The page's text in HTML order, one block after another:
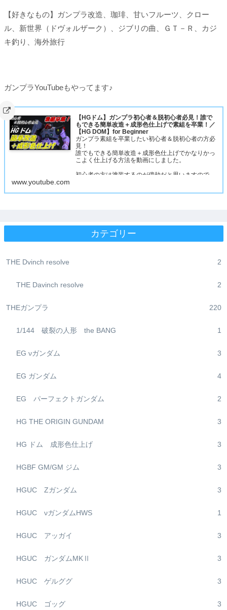
【好きなもの】ガンプラ改造、珈琲、甘いフルーツ、クロー
ル、新世界（ドヴォルザーク）、ジブリの曲、ＧＴ－Ｒ、カジ
キ釣り、海外旅行
ガンプラYouTubeもやってます♪
【HGドム】ガンプラ初心者＆脱初心者必見！誰で
もできる簡単改造＋成形色仕上げで素組を卒業！／
【HG DOM】for Beginner
ガンプラ素組を卒業したい初心者＆脱初心者の方必
見！
誰でもできる簡単改造＋成形色仕上げでかなりかっ
こよく仕上げる方法を動画にしました。
初心者の方は塗装するのが億劫だと思いますので、
つや消しをスプレーで吹いてください。これが一番
www.youtube.com
カテゴリー
THE Dvinch resolve 2
THE Davinch resolve 2
THEガンプラ 220
1/144 破裂の人形 the BANG 1
EG νガンダム 3
EG ガンダム 4
EG パーフェクトガンダム 2
HG THE ORIGIN GUNDAM 3
HG ドム 成形色仕上げ 3
HGBF GM/GM ジム 3
HGUC Zガンダム 3
HGUC νガンダムHWS 1
HGUC アッガイ 3
HGUC ガンダムMKⅡ 3
HGUC ゲルググ 3
HGUC ゴッグ 3